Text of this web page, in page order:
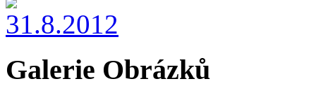
Galerie Obrázků